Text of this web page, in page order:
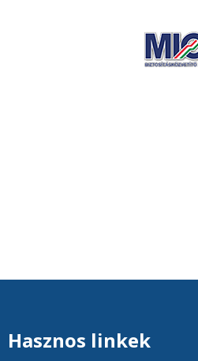
Hasznos linkek